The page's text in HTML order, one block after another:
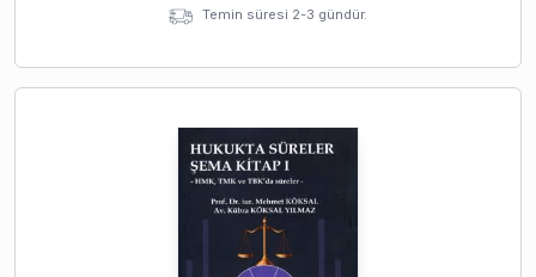
Temin süresi 2-3 gündür.